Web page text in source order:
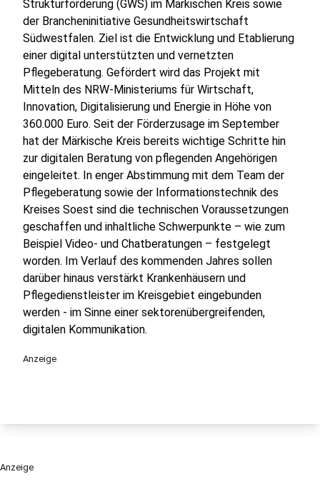
Strukturförderung (GWS) im Märkischen Kreis sowie
der Brancheninitiative Gesundheitswirtschaft
Südwestfalen. Ziel ist die Entwicklung und Etablierung
einer digital unterstützten und vernetzten
Pflegeberatung. Gefördert wird das Projekt mit
Mitteln des NRW-Ministeriums für Wirtschaft,
Innovation, Digitalisierung und Energie in Höhe von
360.000 Euro. Seit der Förderzusage im September
hat der Märkische Kreis bereits wichtige Schritte hin
zur digitalen Beratung von pflegenden Angehörigen
eingeleitet. In enger Abstimmung mit dem Team der
Pflegeberatung sowie der Informationstechnik des
Kreises Soest sind die technischen Voraussetzungen
geschaffen und inhaltliche Schwerpunkte – wie zum
Beispiel Video- und Chatberatungen – festgelegt
worden. Im Verlauf des kommenden Jahres sollen
darüber hinaus verstärkt Krankenhäusern und
Pflegedienstleister im Kreisgebiet eingebunden
werden - im Sinne einer sektorenübergreifenden,
digitalen Kommunikation.
Anzeige
Anzeige